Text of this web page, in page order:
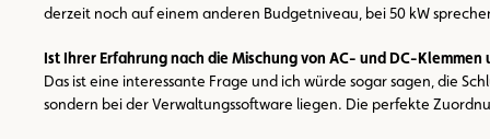
derzeit noch auf einem anderen Budgetniveau, bei 50 kW
Ist Ihrer Erfahrung nach die Mischung von AC- und DC-
Das ist eine interessante Frage und ich würde sogar sagen, die
sondern bei der Verwaltungssoftware liegen. Die perfekte